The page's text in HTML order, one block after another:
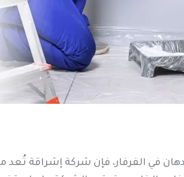
في الفرفار، فإن شركة إشراقة